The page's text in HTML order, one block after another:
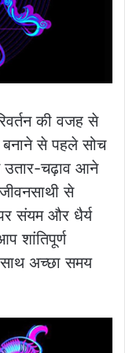
की वजह से
से पहले सोच
उतार-चढ़ाव आने
से
संयम और धैर्य
शांतिपूर्ण
अच्छा समय